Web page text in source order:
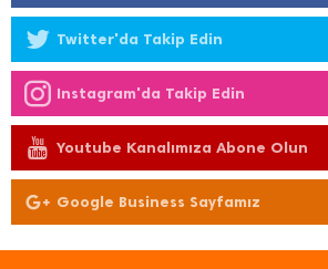
Twitter'da Takip Edin
Instagram'da Takip Edin
Youtube Kanalımıza Abone Olun
Google Business Sayfamız